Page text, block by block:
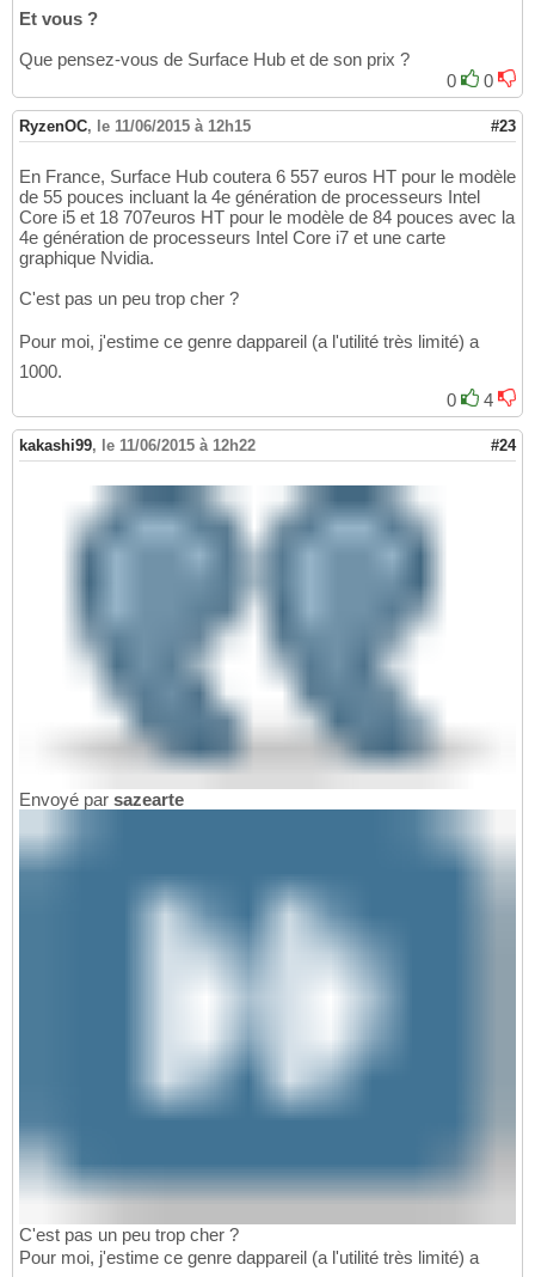
Et vous ?
Que pensez-vous de Surface Hub et de son prix ?
0
0
RyzenOC, le 11/06/2015 à 12h15 #23
En France, Surface Hub coutera 6 557 euros HT pour le modèle
de 55 pouces incluant la 4e génération de processeurs Intel
Core i5 et 18 707euros HT pour le modèle de 84 pouces avec la
4e génération de processeurs Intel Core i7 et une carte
graphique Nvidia.
C'est pas un peu trop cher ?
Pour moi, j'estime ce genre dappareil (a l'utilité très limité) a
1000.
0
4
kakashi99, le 11/06/2015 à 12h22 #24
Envoyé par sazearte
C'est pas un peu trop cher ?
Pour moi, j'estime ce genre dappareil (a l'utilité très limité) a